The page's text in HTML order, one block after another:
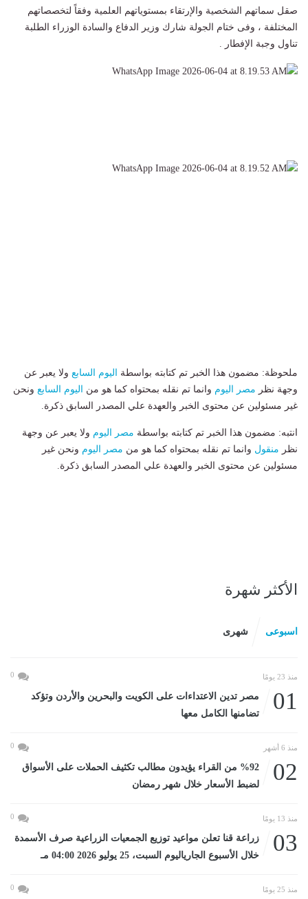
صقل سماتهم الشخصية والإرتقاء بمستوياتهم العلمية وفقاً لتخصصاتهم
المختلفة ، وفى ختام الجولة شارك وزير الدفاع والسادة الوزراء الطلبة
تناول وجبة الإفطار .
ملحوظة: مضمون هذا الخبر تم كتابته بواسطة اليوم السابع ولا يعبر عن
وجهة نظر مصر اليوم وانما تم نقله بمحتواه كما هو من اليوم السابع ونحن
غير مسئولين عن محتوى الخبر والعهدة علي المصدر السابق ذكرة.
انتبه: مضمون هذا الخبر تم كتابته بواسطة مصر اليوم ولا يعبر عن وجهة
نظر منقول وانما تم نقله بمحتواه كما هو من مصر اليوم ونحن غير
مسئولين عن محتوى الخبر والعهدة علي المصدر السابق ذكرة.
الأكثر شهرة
اسبوعى شهرى
منذ 23 يومًا 0
01
مصر تدين الاعتداءات على الكويت والبحرين والأردن وتؤكد
تضامنها الكامل معها
منذ 6 أشهر 0
02
%92 من القراء يؤيدون مطالب تكثيف الحملات على الأسواق
لضبط الأسعار خلال شهر رمضان
منذ 13 يومًا 0
03
زراعة قنا تعلن مواعيد توزيع الجمعيات الزراعية صرف الأسمدة
خلال الأسبوع الجارياليوم السبت، 25 يوليو 2026 04:00 مـ
منذ 25 يومًا 0